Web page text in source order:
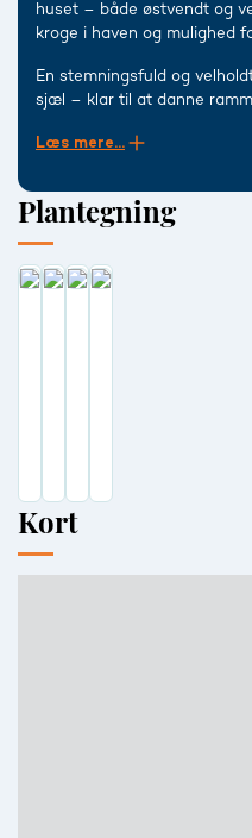
huset – både østvendt og
kroge i haven og mulighed
En stemningsfuld og
sjæl – klar til at danne
Læs mere...
Plantegning
Kort